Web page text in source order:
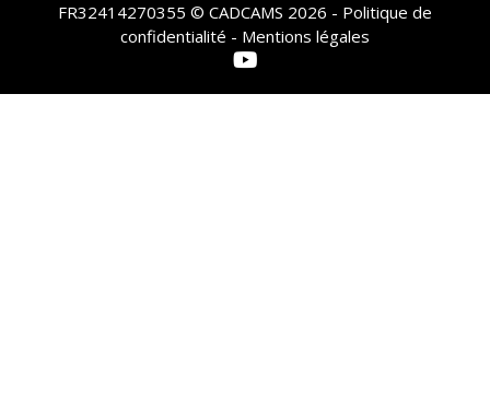
FR32414270355 © CADCAMS 2026 - Politique de
confidentialité - Mentions légales